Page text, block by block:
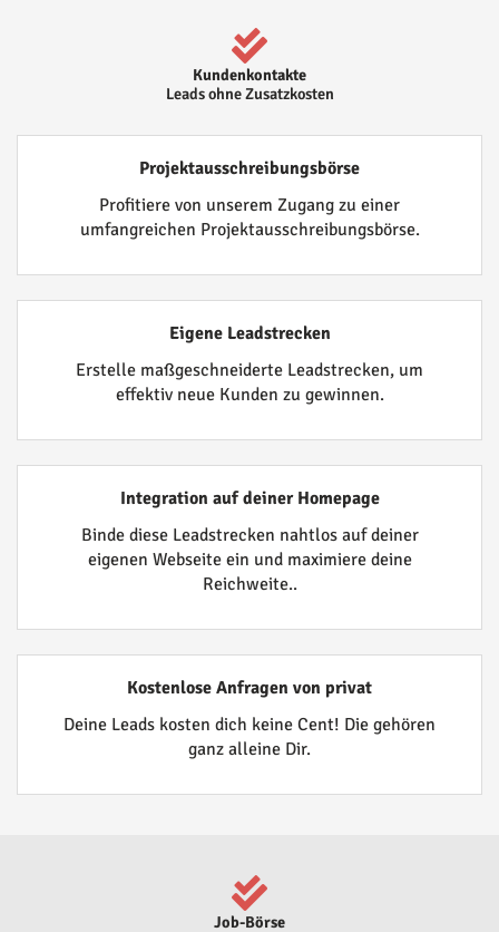
Kundenkontakte
Leads ohne Zusatzkosten
Projektausschreibungsbörse
Profitiere von unserem Zugang zu einer
umfangreichen Projektausschreibungsbörse.
Eigene Leadstrecken
Erstelle maßgeschneiderte Leadstrecken, um
effektiv neue Kunden zu gewinnen.
Integration auf deiner Homepage
Binde diese Leadstrecken nahtlos auf deiner
eigenen Webseite ein und maximiere deine
Reichweite..
Kostenlose Anfragen von privat
Deine Leads kosten dich keine Cent! Die gehören
ganz alleine Dir.
Job-Börse